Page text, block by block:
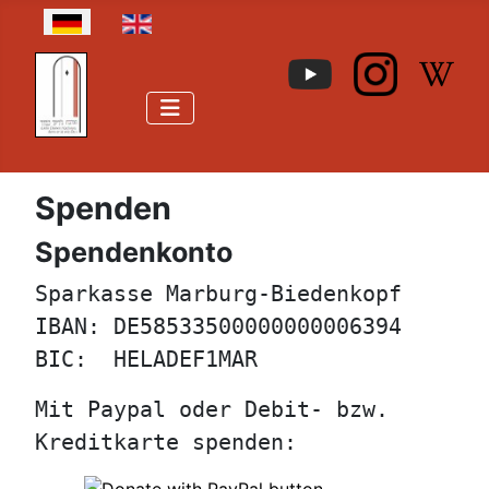
Sprache auswählen
Spenden
Spendenkonto
Sparkasse Marburg-Biedenkopf
IBAN: DE58533500000000006394
BIC:  HELADEF1MAR
Mit Paypal oder Debit- bzw.
Kreditkarte spenden: